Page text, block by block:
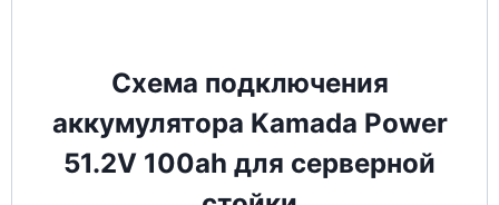
Схема подключения
аккумулятора Kamada Power
51.2V 100ah для серверной